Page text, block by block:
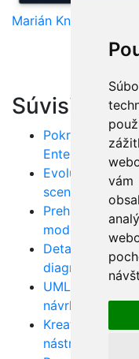
Marián Knězek
Súvisiace
Pokročilé
Enterprise
Evolučný a
scenáre
Prehľad CASE
modelovanie
Detailný návod
diagramov v
UML modely
návrhu a vývoja
Kreatívne
nástrojmi